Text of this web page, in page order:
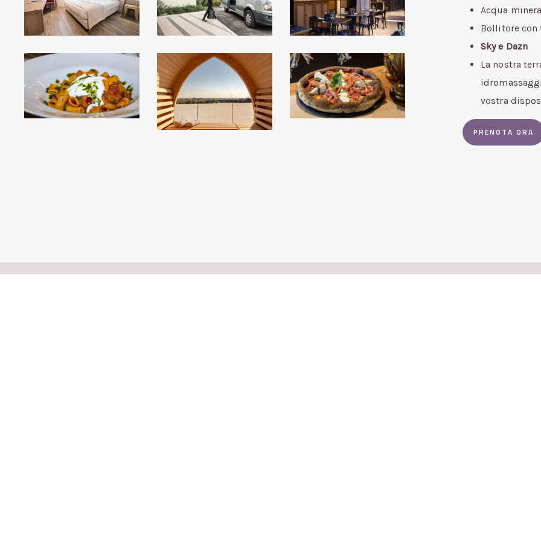
aria-
db-
4
ARIA
post
-
40
sauna-
3-
3
ARIA
post
-
40
Acqua
Bollitore con
Sky e Dazn
La nostra
vostra
PRENOTA ORA